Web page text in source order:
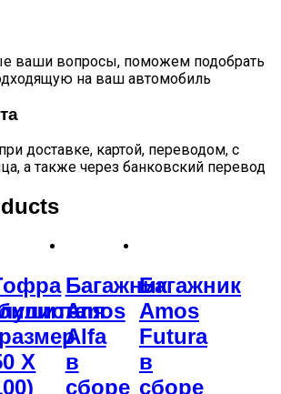
ваши вопросы, поможем подобрать
на ваш автомобиль
доставке, картой, переводом, с
а также через банковский перевод
Х
Багажник
Amos
Alfa
в
сборе
Багажник
Amos
Futura
в
сборе